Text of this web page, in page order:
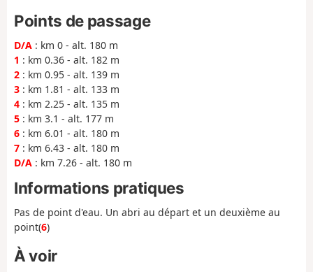
Points de passage
D/A : km 0 - alt. 180 m
1 : km 0.36 - alt. 182 m
2 : km 0.95 - alt. 139 m
3 : km 1.81 - alt. 133 m
4 : km 2.25 - alt. 135 m
5 : km 3.1 - alt. 177 m
6 : km 6.01 - alt. 180 m
7 : km 6.43 - alt. 180 m
D/A : km 7.26 - alt. 180 m
Informations pratiques
Pas de point d'eau. Un abri au départ et un deuxième au
point(6)
À voir